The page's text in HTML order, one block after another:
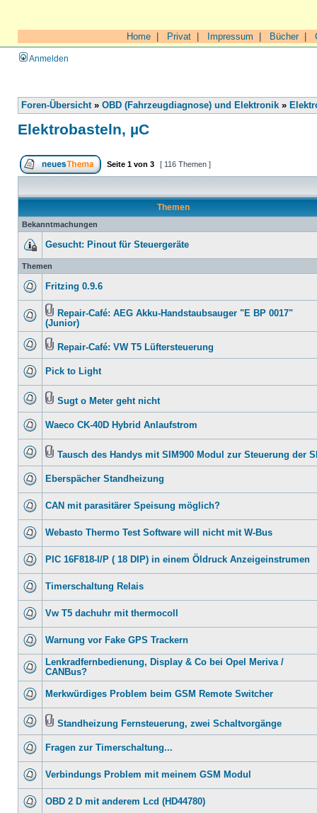
Home Privat Impressum Bücher|
Anmelden
Foren-Übersicht» OBD (Fahrzeugdiagnose) und Elektronik »
Elektrobasteln, µC
Seite 1 von 3 [ 116 Themen ]
Themen
Bekanntmachungen
Gesucht: Pinout für Steuergeräte
Themen
Fritzing 0.9.6
Repair-Café: AEG Akku-Handstaubsauger "E BP 0017"
(Junior)
Repair-Café: VW T5 Lüftersteuerung
Pick to Light
Sugt o Meter geht nicht
Waeco CK-40D Hybrid Anlaufstrom
Tausch des Handys mit SIM900 Modul zur Steuerung der
Eberspächer Standheizung
CAN mit parasitärer Speisung möglich?
Webasto Thermo Test Software will nicht mit W-Bus
PIC 16F818-I/P ( 18 DIP) in einem Öldruck Anzeigeinstrumen
Timerschaltung Relais
Vw T5 dachuhr mit thermocoll
Warnung vor Fake GPS Trackern
Lenkradfernbedienung, Display & Co bei Opel Meriva /
CANBus?
Merkwürdiges Problem beim GSM Remote Switcher
Standheizung Fernsteuerung, zwei Schaltvorgänge
Fragen zur Timerschaltung...
Verbindungs Problem mit meinem GSM Modul
OBD 2 D mit anderem Lcd (HD44780)